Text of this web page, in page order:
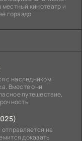
кинотеатр и
гораздо
с наследником
Вместе они
путешествие,
на
доказать